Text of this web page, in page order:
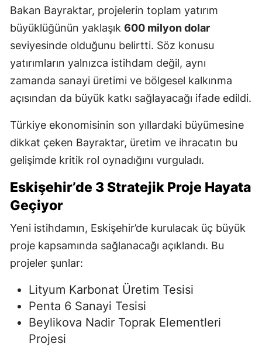
Bakan Bayraktar, projelerin toplam yatırım
büyüklüğünün yaklaşık 600 milyon dolar
seviyesinde olduğunu belirtti. Söz konusu
yatırımların yalnızca istihdam değil, aynı
zamanda sanayi üretimi ve bölgesel kalkınma
açısından da büyük katkı sağlayacağı ifade edildi.
Türkiye ekonomisinin son yıllardaki büyümesine
dikkat çeken Bayraktar, üretim ve ihracatın bu
gelişimde kritik rol oynadığını vurguladı.
Eskişehir’de 3 Stratejik Proje Hayata
Geçiyor
Yeni istihdamın, Eskişehir’de kurulacak üç büyük
proje kapsamında sağlanacağı açıklandı. Bu
projeler şunlar:
Lityum Karbonat Üretim Tesisi
Penta 6 Sanayi Tesisi
Beylikova Nadir Toprak Elementleri
Projesi